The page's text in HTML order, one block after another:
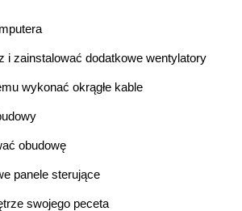
i zainstalować dodatkowe wentylatory
wykonać okrągłe kable
obudowę
panele sterujące
swojego peceta